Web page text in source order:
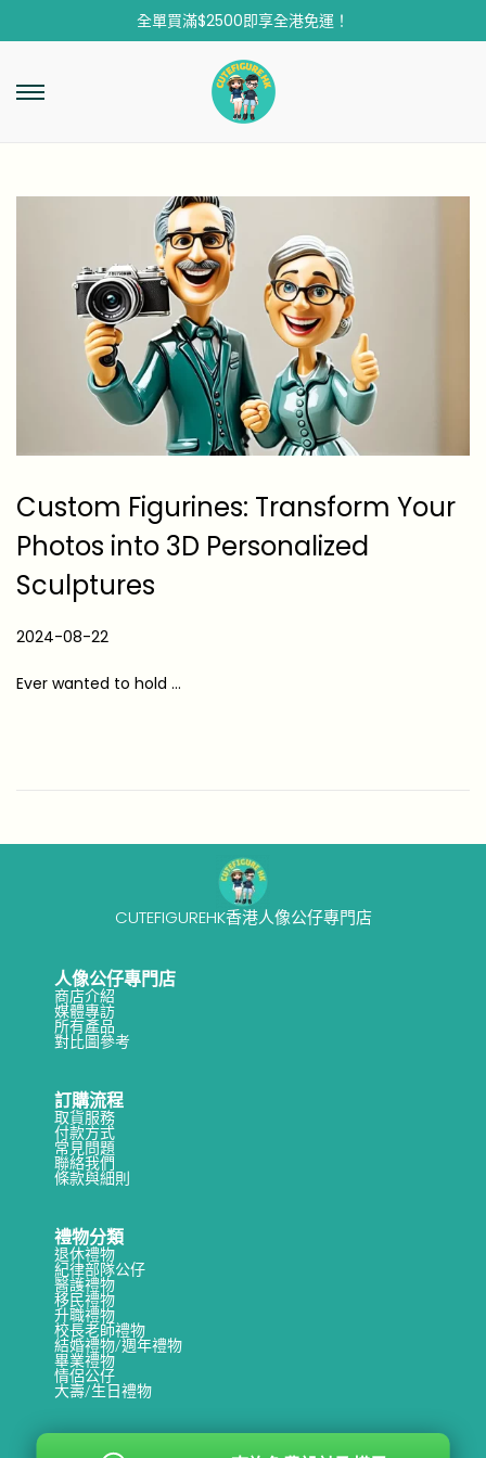
全單買滿$2500即享全港免運！
Custom Figurines: Transform Your
Photos into 3D Personalized
Sculptures
P
n
2024-08-22
-
7
Ever wanted to hold …
CUTEFIGUREHK香港人像公仔專門店
人像公仔專門店
商店介紹
媒體專訪
所有產品
對比圖參考
訂購流程
取貨服務
付款方式
常見問題
聯絡我們
條款與細則
禮物分類
退休禮物
紀律部隊公仔
醫護禮物
移民禮物
升職禮物
校長老師禮物
結婚禮物/週年禮物
畢業禮物
情侶公仔
大壽/生日禮物